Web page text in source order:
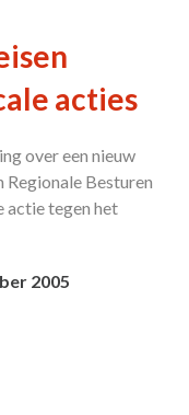
acties
over een nieuw
Besturen
actie tegen het
2005